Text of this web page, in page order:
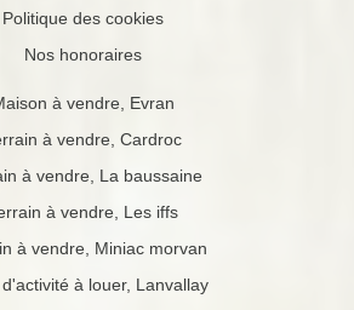
Politique des cookies
Nos honoraires
à vendre, Evran
à vendre, Cardroc
à vendre, La baussaine
à vendre, Les iffs
à vendre, Miniac morvan
à louer, Lanvallay